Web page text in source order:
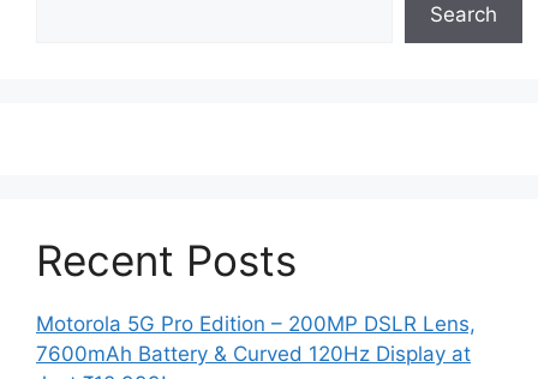
Search
Recent Posts
Motorola 5G Pro Edition – 200MP DSLR Lens,
7600mAh Battery & Curved 120Hz Display at